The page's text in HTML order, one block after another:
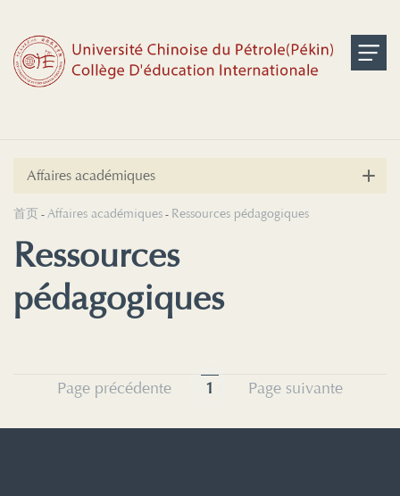
Affaires académiques
首页-Affaires académiques- Ressources pédagogiques
Ressources
pédagogiques
Page précédente 1 Page suivante